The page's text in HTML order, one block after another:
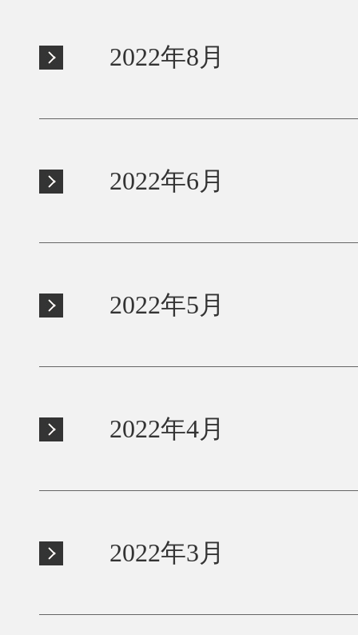
2022年8月
2022年6月
2022年5月
2022年4月
2022年3月